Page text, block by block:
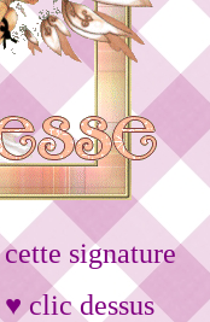
signature
clic dessus